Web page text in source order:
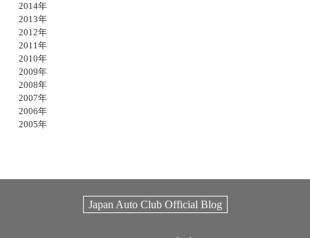
2014年
2013年
2012年
2011年
2010年
2009年
2008年
2007年
2006年
2005年
Japan Auto Club Official Blog